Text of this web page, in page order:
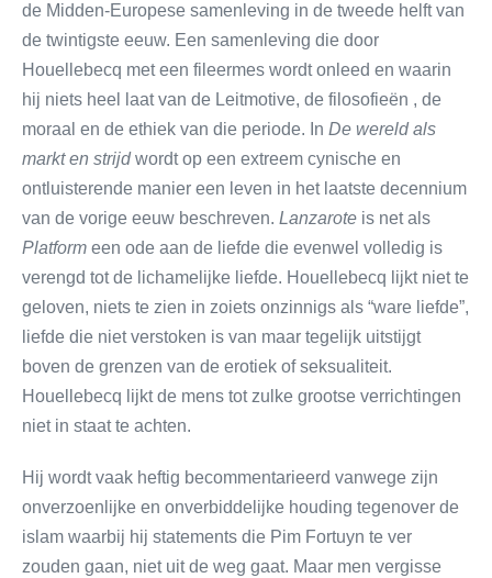
de Midden-Europese samenleving in de tweede helft van
de twintigste eeuw. Een samenleving die door
Houellebecq met een fileermes wordt onleed en waarin
hij niets heel laat van de Leitmotive, de filosofieën , de
moraal en de ethiek van die periode. In De wereld als
markt en strijdwordt op een extreem cynische en
ontluisterende manier een leven in het laatste decennium
van de vorige eeuw beschreven. Lanzarote is net als
Platform een ode aan de liefde die evenwel volledig is
verengd tot de lichamelijke liefde. Houellebecq lijkt niet te
geloven, niets te zien in zoiets onzinnigs als “ware liefde”,
liefde die niet verstoken is van maar tegelijk uitstijgt
boven de grenzen van de erotiek of seksualiteit.
Houellebecq lijkt de mens tot zulke grootse verrichtingen
niet in staat te achten.
Hij wordt vaak heftig becommentarieerd vanwege zijn
onverzoenlijke en onverbiddelijke houding tegenover de
islam waarbij hij statements die Pim Fortuyn te ver
zouden gaan, niet uit de weg gaat. Maar men vergisse